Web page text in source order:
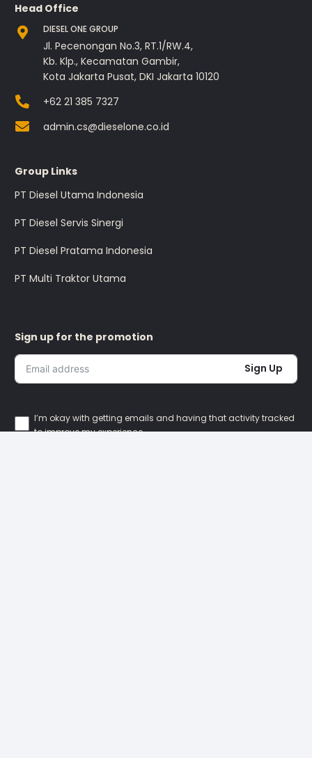
Head Office
DIESEL ONE GROUP
Jl. Pecenongan No.3, RT.1/RW.4,
Kb. Klp., Kecamatan Gambir,
Kota Jakarta Pusat, DKI Jakarta 10120
+62 21 385 7327
admin.cs@dieselone.co.id
Group Links
PT Diesel Utama Indonesia
PT Diesel Servis Sinergi
PT Diesel Pratama Indonesia
PT Multi Traktor Utama
Sign up for the promotion
Sign Up
I’m okay with getting emails and having that activity tracked
to improve my experience.